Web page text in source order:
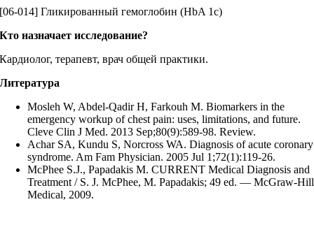
[06-014] Гликированный гемоглобин (HbA 1c)
Кто назначает исследование?
Кардиолог, терапевт, врач общей практики.
Литература
Mosleh W, Abdel-Qadir H, Farkouh M. Biomarkers in the
emergency workup of chest pain: uses, limitations, and future.
Cleve Clin J Med. 2013 Sep;80(9):589-98. Review.
Achar SA, Kundu S, Norcross WA. Diagnosis of acute coronary
syndrome. Am Fam Physician. 2005 Jul 1;72(1):119-26.
McPhee S.J., Papadakis M. CURRENT Medical Diagnosis and
Treatment / S. J. McPhee, M. Papadakis; 49 ed. — McGraw-Hill
Medical, 2009.